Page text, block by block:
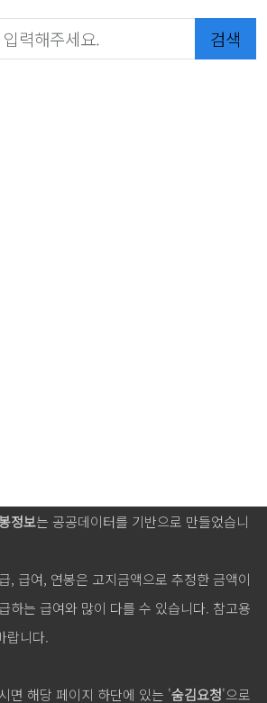
검색
정보는 공공데이터를 기반으로 만들었습니
, 급여, 연봉은 고지금액으로 추정한 금액이
하는 급여와 많이 다를 수 있습니다. 참고용
랍니다.
면 해당 페이지 하단에 있는 '숨김요청'으로